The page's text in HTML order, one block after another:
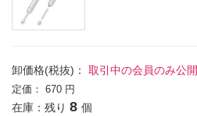
卸価格(税抜)： 取引中の会員のみ公開
定価： 670 円
在庫：残り 8 個